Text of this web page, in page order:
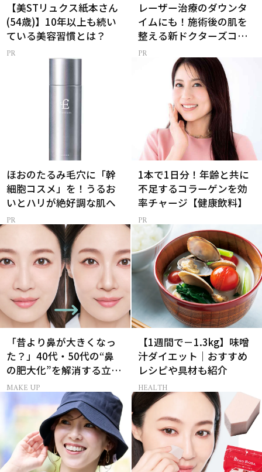
【美STリュクス紙本さん
(54歳)】10年以上も続い
ている美容習慣とは？
レーザー治療のダウンタ
イムにも！施術後の肌を
整える新ドクターズコス
メ
ほおのたるみ毛穴に「幹
細胞コスメ」を！うるお
いとハリが絶好調な肌へ
1本で1日分！年齢と共に
不足するコラーゲンを効
率チャージ【健康飲料】
「昔より鼻が大きくなっ
た？」40代・50代の“鼻
の肥大化”を解消する立体
小鼻メイク
MAKE UP
【1週間で－1.3kg】味噌
汁ダイエット｜おすすめ
レシピや具材も紹介
HEALTH